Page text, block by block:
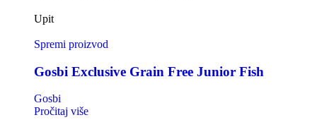
Upit
Spremi proizvod
Gosbi Exclusive Grain Free Junior Fish
Gosbi
Pročitaj više